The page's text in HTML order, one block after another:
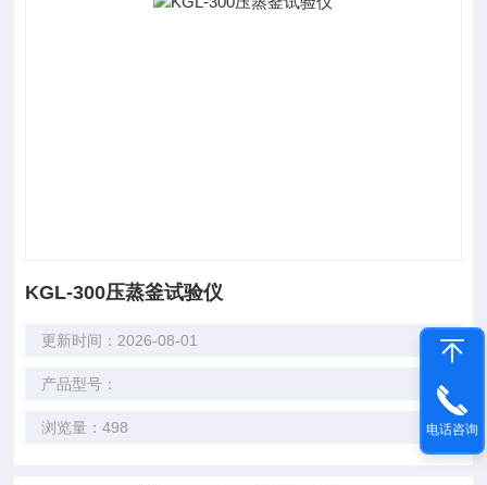
KGL-300压蒸釜试验仪
更新时间：2026-08-01
产品型号：
浏览量：498 电话咨询